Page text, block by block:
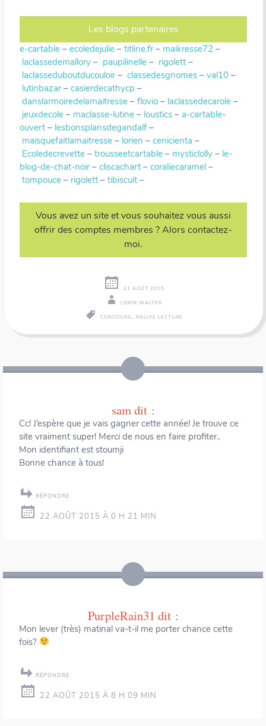
Les blogs partenaires
e-cartable – ecoledejulie – titline.fr– maikresse72 –
laclassedemallory – paupilinelle – rigolett –
laclasseduboutducouloir– classedesgnomes – val10 –
lutinbazar– casierdecathycp –
danslarmoiredelamaitresse – flovio – laclassedecarole –
jeuxdecole – maclasse-lutine – loustics – a-cartable-
ouvert – lesbonsplansdegandalf –
maisquefaitlamaitresse – lorien – cenicienta –
Ecoledecrevette – trousseetcartable – mysticlolly – le-
blog-de-chat-noir– cliscachart – coraliecaramel –
tompouce – rigolett – tibiscuit –
Vous avez un site et vous souhaitez vous aussi
offrir des comptes membres ? Alors contactez-
moi.
21 AOÛT 2015
LORIN WALTER
CONCOURS, RALLYE LECTURE
des
samdit :
Cc! J’espère que je vais gagner cette année! Je trouve ce
site vraiment super! Merci de nous en faire profiter..
Mon identifiant est stoumji
Bonne chance à tous!
RÉPONDRE
22 AOÛT 2015 À 0 H 21 MIN
PurpleRain31 dit :
Mon lever (très) matinal va-t-il me porter chance cette
fois?
RÉPONDRE
22 AOÛT 2015 À 8 H 09 MIN